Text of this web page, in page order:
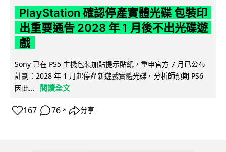
PlayStation 確認停產實體光碟 包裝印
出重要通告 2028 年 1 月後不出光碟遊
戲
Sony 已在 PS5 主機包裝加貼提示貼紙，重申官方 7 月已公布
計劃：2028 年 1 月起停產新遊戲實體光碟。分析師預期 PS6
因此...
閱讀全文
167 76 ↗ 分享